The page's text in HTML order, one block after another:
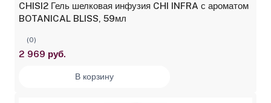
CHISI2 Гель шелковая инфузия CHI INFRA с ароматом
BOTANICAL BLISS, 59мл
(0)
2 969 руб.
В корзину